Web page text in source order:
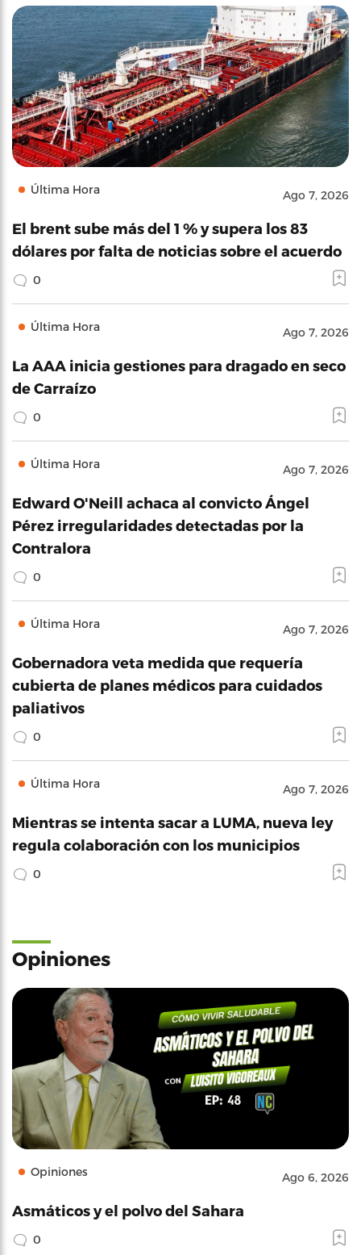
Última Hora Ago 7, 2026
El brent sube más del 1 % y supera los 83
dólares por falta de noticias sobre el acuerdo
0
Última Hora Ago 7, 2026
La AAA inicia gestiones para dragado en seco
de Carraízo
0
Última Hora Ago 7, 2026
Edward O'Neill achaca al convicto Ángel
Pérez irregularidades detectadas por la
Contralora
0
Última Hora Ago 7, 2026
Gobernadora veta medida que requería
cubierta de planes médicos para cuidados
paliativos
0
Última Hora Ago 7, 2026
Mientras se intenta sacar a LUMA, nueva ley
regula colaboración con los municipios
0
Opiniones
Opiniones Ago 6, 2026
Asmáticos y el polvo del Sahara
0